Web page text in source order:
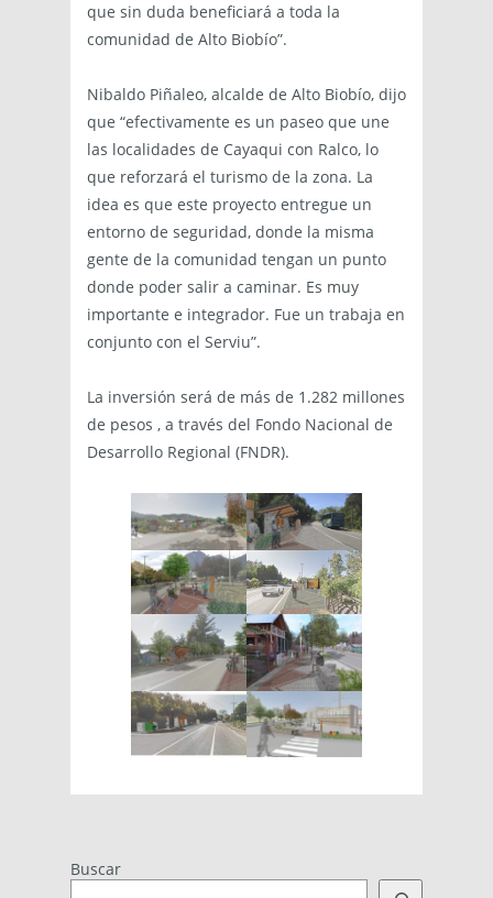
que sin duda beneficiará a toda la
comunidad de Alto Biobío”.
Nibaldo Piñaleo, alcalde de Alto Biobío, dijo
que “efectivamente es un paseo que une
las localidades de Cayaqui con Ralco, lo
que reforzará el turismo de la zona. La
idea es que este proyecto entregue un
entorno de seguridad, donde la misma
gente de la comunidad tengan un punto
donde poder salir a caminar. Es muy
importante e integrador. Fue un trabaja en
conjunto con el Serviu”.
La inversión será de más de 1.282 millones
de pesos , a través del Fondo Nacional de
Desarrollo Regional (FNDR).
Buscar